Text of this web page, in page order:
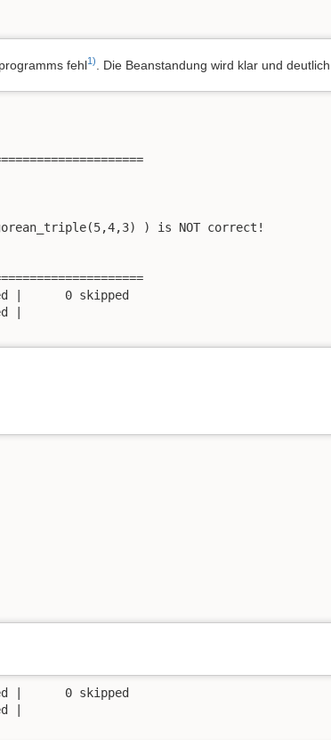
fehl1) . Die Beanstandung wird klar und
) is NOT correct!
|      0 skipped
|
|      0 skipped
|